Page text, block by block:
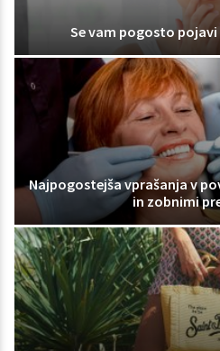
Se vam pogosto pojavi
Najpogostejša vprašanja v
in zobnimi